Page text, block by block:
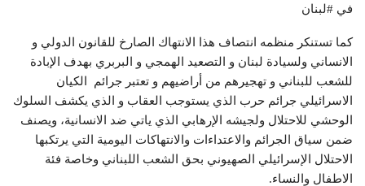
في #لبنان
كما تستنكر منظمه انتصاف هذا الانتهاك الصارخ للقانون الدولي و
الانساني ولسيادة لبنان و التصعيد الهمجي و البربري بهدف الإبادة
للشعب للبناني و تهجيرهم من أراضيهم و تعتبر جرائم الكيان
الاسرائيلي جرائم حرب الذي يستوجب العقاب و الذي يكشف السلوك
الوحشي للاحتلال ولجيشه الإرهابي الذي ياتي ضد الانسانية، ويصنف
ضمن سياق الجرائم والاعتداءات والانتهاكات اليومية التي يرتكبها
الاحتلال الإسرائيلي الصهيوني بحق الشعب اللبناني وخاصة فئة
الاطفال والنساء.